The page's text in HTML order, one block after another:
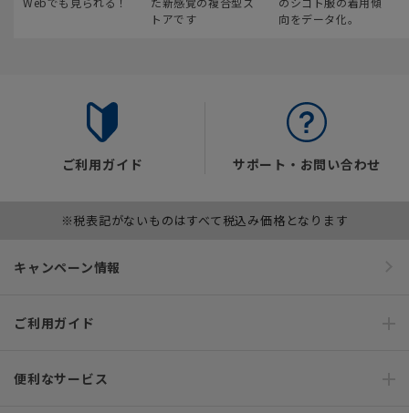
トアです
向をデータ化。
ご利用ガイド サポート・お問い合わせ
※税表記がないものはすべて税込み価格となります
キャンペーン情報
ご利用ガイド
便利なサービス